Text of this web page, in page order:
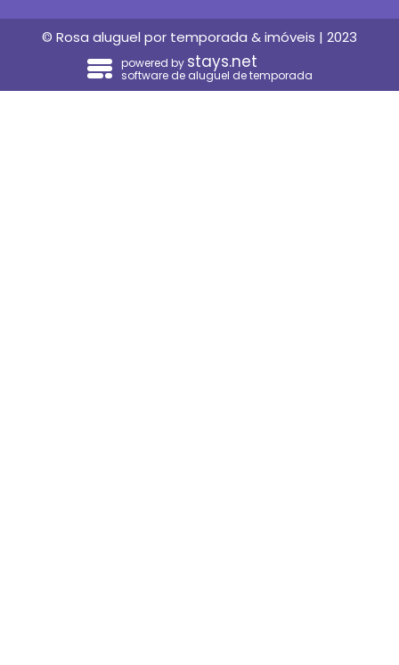
© Rosa aluguel por temporada & imóveis | 2023
powered by stays.net
software de aluguel de temporada